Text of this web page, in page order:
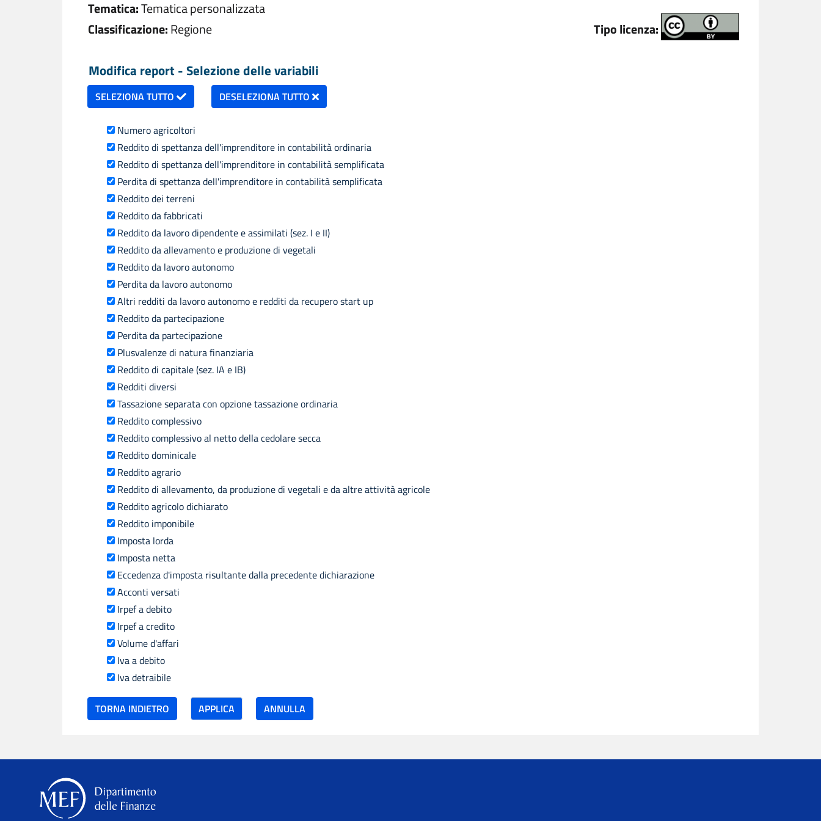
Tematica:Tematica personalizzata
Classificazione:Regione Tipo licenza:
Modifica report - Selezione delle variabili
SELEZIONA TUTTO DESELEZIONA TUTTO
Numero agricoltori
Reddito di spettanza dell'imprenditore in contabilità ordinaria
Reddito di spettanza dell'imprenditore in contabilità semplificata
Perdita di spettanza dell'imprenditore in contabilità semplificata
Reddito dei terreni
Reddito da fabbricati
Reddito da lavoro dipendente e assimilati (sez. I e II)
Reddito da allevamento e produzione di vegetali
Reddito da lavoro autonomo
Perdita da lavoro autonomo
Altri redditi da lavoro autonomo e redditi da recupero start up
Reddito da partecipazione
Perdita da partecipazione
Plusvalenze di natura finanziaria
Reddito di capitale (sez. IA e IB)
Redditi diversi
Tassazione separata con opzione tassazione ordinaria
Reddito complessivo
Reddito complessivo al netto della cedolare secca
Reddito dominicale
Reddito agrario
Reddito di allevamento, da produzione di vegetali e da altre attività agricole
Reddito agricolo dichiarato
Reddito imponibile
Imposta lorda
Imposta netta
Eccedenza d'imposta risultante dalla precedente dichiarazione
Acconti versati
Irpef a debito
Irpef a credito
Volume d'affari
Iva a debito
Iva detraibile
TORNA INDIETRO